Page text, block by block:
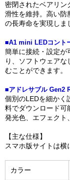
密閉されたベアリン
滑性を維持。高い防
の長寿命を実現しま
■A1 mini LEDコント
簡単に接続・設定が
り、ソフトウェア
むことができます。
■アドレサブル Gen2
個別のLEDを細かく
料でダウンロード可
発光色、エフェクト
【主な仕様】
スマホ版サイトは横
カラー